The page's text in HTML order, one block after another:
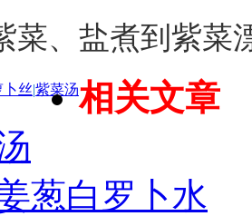
菜、盐煮到紫菜
卜丝|紫菜汤相关文章
葱白罗卜水